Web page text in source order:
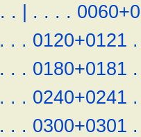
. . | . . . .
. . . 0120+0121 .
. . . 0180+0181 .
. . . 0240+0241 .
. . . 0300+0301 .